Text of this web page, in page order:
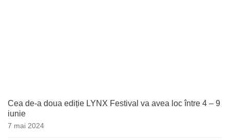
Cea de-a doua ediție LYNX Festival va avea loc între 4 – 9
iunie
7 mai 2024